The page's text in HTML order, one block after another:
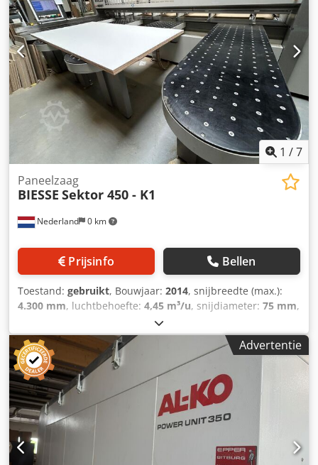
1 /7
Nederland 0 km
Paneelzaag
BIESSE Sektor 450 - K1
Prijsinfo Bellen
Toestand: gebruikt, Bouwjaar: 2014, snijbreedte (max.):
4.300 mm, luchtbehoefte: 4,45 m³/u, snijdiameter: 75 mm,
TECHNISCHE SPECIFICATIES Bruikbare zaaglengte: 4.400
mm Zaagbladlengte: 4.300 mm Werkhöogte: 890 mm
Zaaghoogte: 80 mm Zaaghoogte hoofdzaagblad: 80 mm
Dksdpfx Ajznw Tbja Her Klemopening: 75 mm
Klembreedte: 1 mm Aantal klemmen: 5 stuks Klemposities:
68 – 368 – 1.168 – 2.168 – 3.168 – 4.168 mm Minimale
pakketdikte voor zijdelingse zaag: 12 mm Zaagtechniek
Motor hoofdzaagblad: 13,2 kW / 50 Hz Motor voorzaag: 1,5
kW Diameter hoofdzaagblad: 330 mm Diameter voorzaag:
180 mm Zaagsnelheden Zaagsnelheid van de zaagkar: 1 -
Advertentie